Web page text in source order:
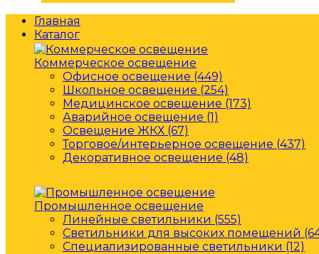
Главная
Каталог
Коммерческое освещение
Офисное освещение (449)
Школьное освещение (254)
Медицинское освещение (173)
Аварийное освещение (1)
Освещение ЖКХ (67)
Торговое/интерьерное освещение (437)
Декоративное освещение (48)
Промышленное освещение
Линейные светильники (555)
Светильники для высоких помещений
Специализированные светильники (12)